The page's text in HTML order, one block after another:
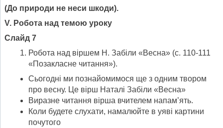
(До природи не неси шкоди).
V. Робота над темою уроку
Слайд 7
Робота над віршем Н. Забіли «Весна» (с. 110-111
«Позакласне читання»).
Сьогодні ми познайомимося ще з одним твором
про весну. Це вірш Наталі Забіли «Весна»
Виразне читання вірша вчителем напам’ять.
Коли будете слухати, намалюйте в уяві картини
почутого